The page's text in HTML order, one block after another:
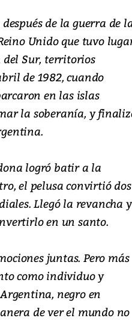
de la guerra de
Unido que tuvo
del Sur, territorios
de 1982, cuando
en las islas
la soberanía, y
logró batir a la
el pelusa convirtió dos
Llegó la revancha y
en un santo.
juntas. Pero más
como individuo y
negro en
de ver el mundo no